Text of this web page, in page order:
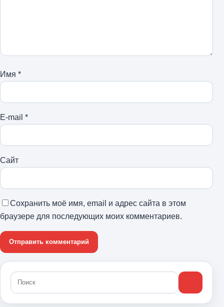
Имя *
E-mail *
Сайт
Сохранить моё имя, email и адрес сайта в этом
браузере для последующих моих комментариев.